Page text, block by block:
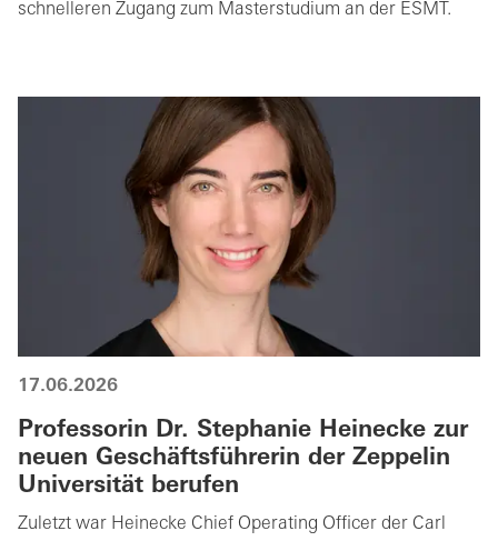
schnelleren Zugang zum Masterstudium an der ESMT.
17.06.2026
Professorin Dr. Stephanie Heinecke zur
neuen Geschäftsführerin der Zeppelin
Universität berufen
Zuletzt war Heinecke Chief Operating Officer der Carl